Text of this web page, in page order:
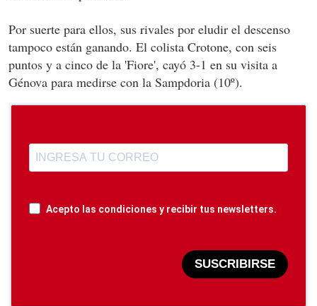
Por suerte para ellos, sus rivales por eludir el descenso
tampoco están ganando. El colista Crotone, con seis
puntos y a cinco de la 'Fiore', cayó 3-1 en su visita a
Génova para medirse con la Sampdoria (10º).
Acepto las condiciones y recibir tus newsletters.
SUSCRIBIRSE